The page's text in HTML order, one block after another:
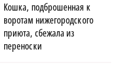
Кошка, подброшенная к
воротам нижегородского
приюта, сбежала из
переноски